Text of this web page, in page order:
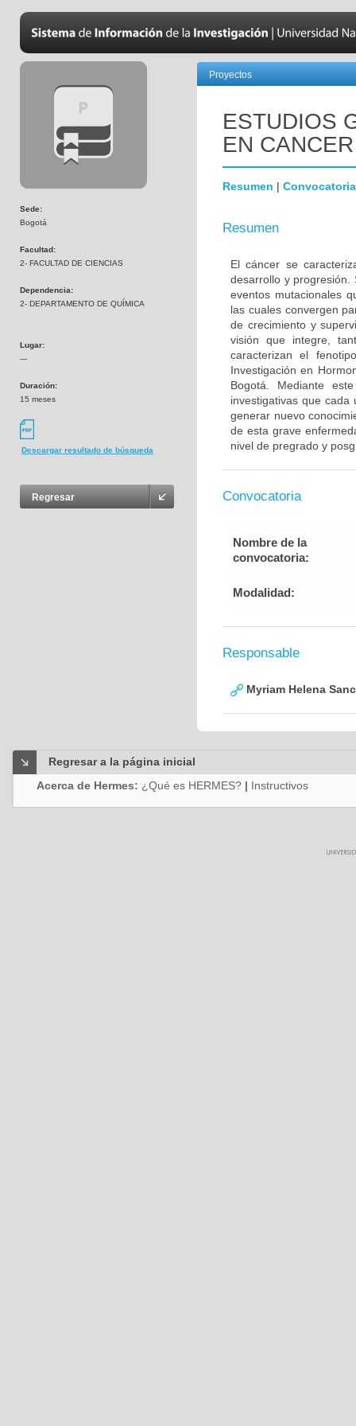
Sede:
Bogotá
Facultad:
2- FACULTAD DE CIENCIAS
Dependencia:
2- DEPARTAMENTO DE QUÍMICA
Lugar:
---
Duración:
15 meses
Descargar resultado de búsqueda
Regresar
Proyectos
ESTUDIOS
EN CANCER
Resumen | Convocatoria
Resumen
El cáncer se
desarrollo y
eventos mutacionales
las cuales convergen
de crecimiento y
visión que integre,
caracterizan el
Investigación en
Bogotá. Mediante
investigativas que
generar nuevo
de esta grave
nivel de pregrado y
Convocatoria
Nombre de la
convocatoria:
Modalidad:
Responsable
Myriam Helena
Regresar a la página inicial
Acerca de Hermes: ¿Qué es HERMES? | Instructivos